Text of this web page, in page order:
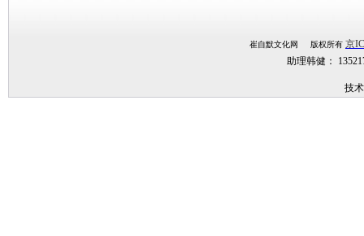
崔自默文化网 版权所有 京
助理韩健：
技